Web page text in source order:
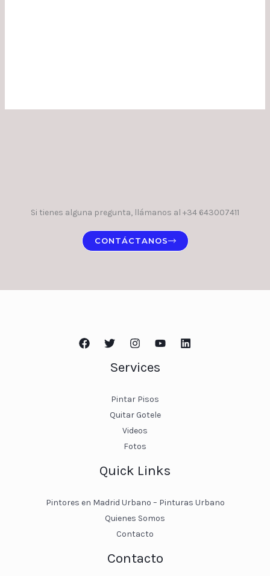
Si tienes alguna pregunta, llámanos al +34 643007411
CONTÁCTANOS
Services
Pintar Pisos
Quitar Gotele
Videos
Fotos
Quick Links
Pintores en Madrid Urbano – Pinturas Urbano
Quienes Somos
Contacto
Contacto